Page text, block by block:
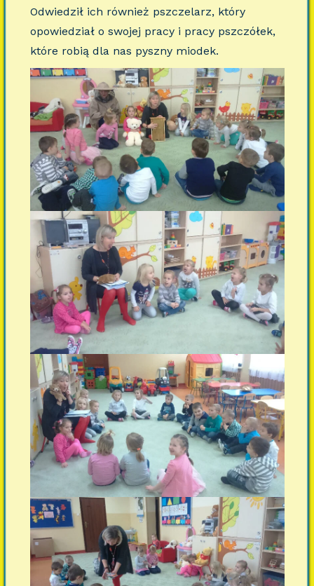
Odwiedził ich również pszczelarz, który
opowiedział o swojej pracy i pracy pszczółek,
które robią dla nas pyszny miodek.